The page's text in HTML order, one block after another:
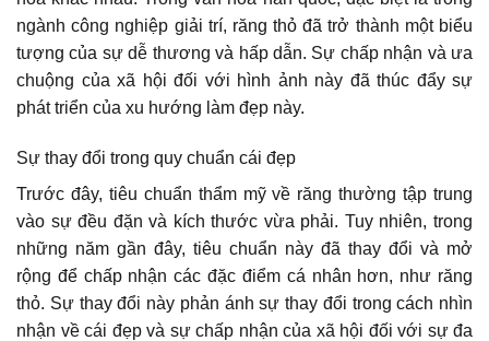
ngành công nghiệp giải trí, răng thỏ đã trở thành một biểu
tượng của sự dễ thương và hấp dẫn. Sự chấp nhận và ưa
chuộng của xã hội đối với hình ảnh này đã thúc đẩy sự
phát triển của xu hướng làm đẹp này.
Sự thay đổi trong quy chuẩn cái đẹp
Trước đây, tiêu chuẩn thẩm mỹ về răng thường tập trung
vào sự đều đặn và kích thước vừa phải. Tuy nhiên, trong
những năm gần đây, tiêu chuẩn này đã thay đổi và mở
rộng để chấp nhận các đặc điểm cá nhân hơn, như răng
thỏ. Sự thay đổi này phản ánh sự thay đổi trong cách nhìn
nhận về cái đẹp và sự chấp nhận của xã hội đối với sự đa